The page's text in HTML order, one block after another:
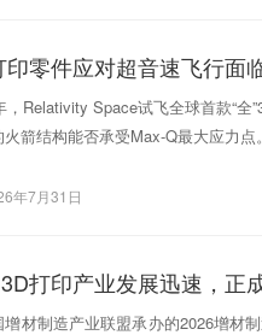
印零件应对超音速飞行面
，Relativity Space试飞全球首款“
火箭结构能否承受Max-Q最大应力
年7月31日
打印产业发展迅速，正
增材制造产业联盟承办的2026增材